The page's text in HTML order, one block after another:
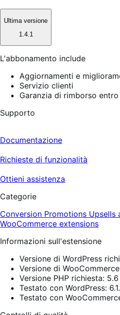
Ultima versione
1.4.1
L'abbonamento include
Aggiornamenti e
Servizio clienti
Garanzia di rimborso
Supporto
Documentazione
Richieste di funzionalità
Ottieni assistenza
Categorie
Conversion Promotions Upsells
WooCommerce extensions
Informazioni sull'estensione
Versione di WordPress
Versione di
Versione PHP richiesta:
Testato con WordPress:
Testato con